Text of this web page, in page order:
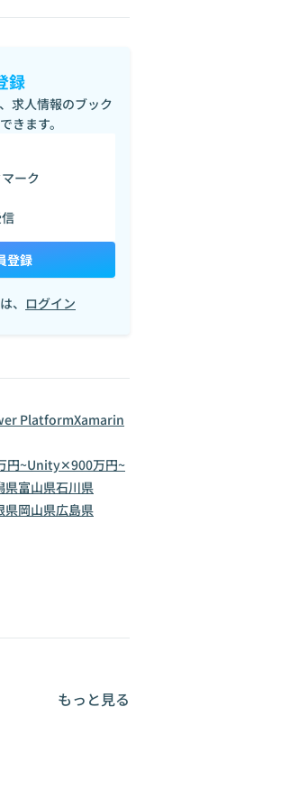
録
求人情報のブック
きます。
ーク
登録
、 ログイン
PlatformXamarin
円~Unity✕900万円~
県富山県石川県
県岡山県広島県
もっと見る